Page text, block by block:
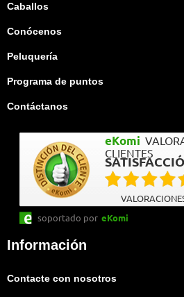
Caballos
Conócenos
Peluquería
Programa de puntos
Contáctanos
eKomi
CLIENTES
soportado por eKomi
Información
Contacte con nosotros